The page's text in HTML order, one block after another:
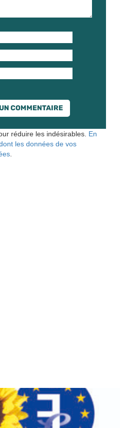
réduire les indésirables. En
les données de vos
.